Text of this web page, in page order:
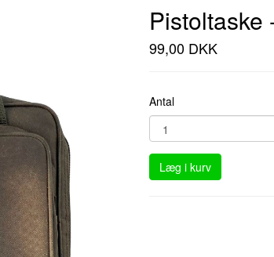
Pistoltaske
99,00 DKK
Antal
Læg i kurv